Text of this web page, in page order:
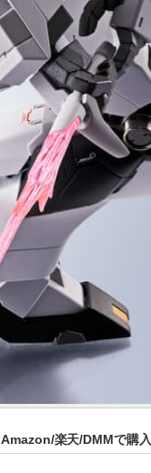
Amazon/楽天/DMMで購入